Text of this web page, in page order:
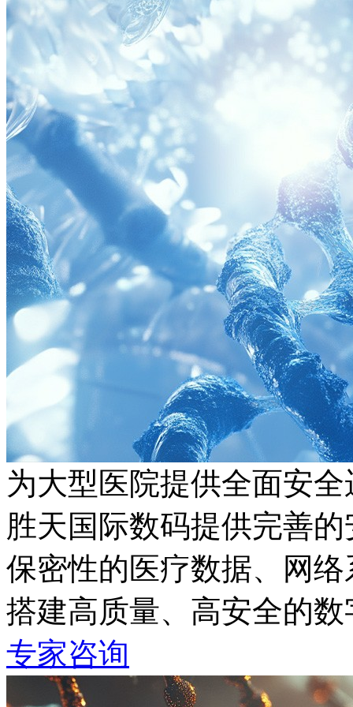
为大型医院提供全面安
胜天国际数码提供完善的
保密性的医疗数据、网
搭建高质量、高安全的
专家咨询